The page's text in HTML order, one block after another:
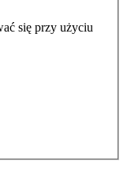
się przy użyciu